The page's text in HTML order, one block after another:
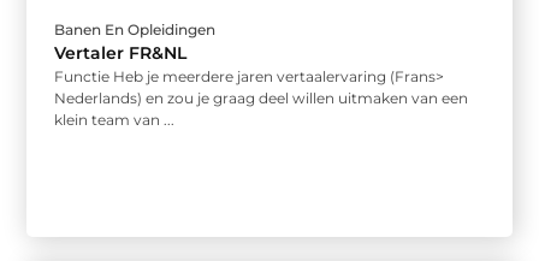
Banen En Opleidingen
Vertaler FR&NL
Functie Heb je meerdere jaren vertaalervaring (Frans>
Nederlands) en zou je graag deel willen uitmaken van een
klein team van ...